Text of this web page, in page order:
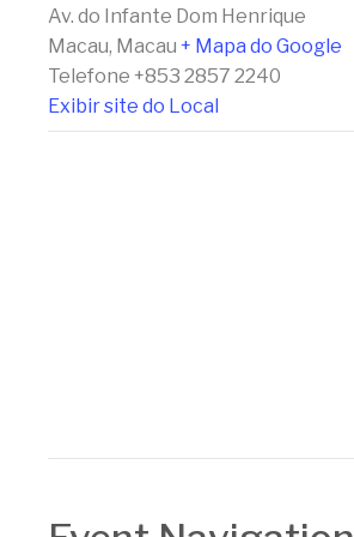
Av. do Infante Dom Henrique
Macau, Macau + Mapa do Google
Telefone +853 2857 2240
Exibir site do Local